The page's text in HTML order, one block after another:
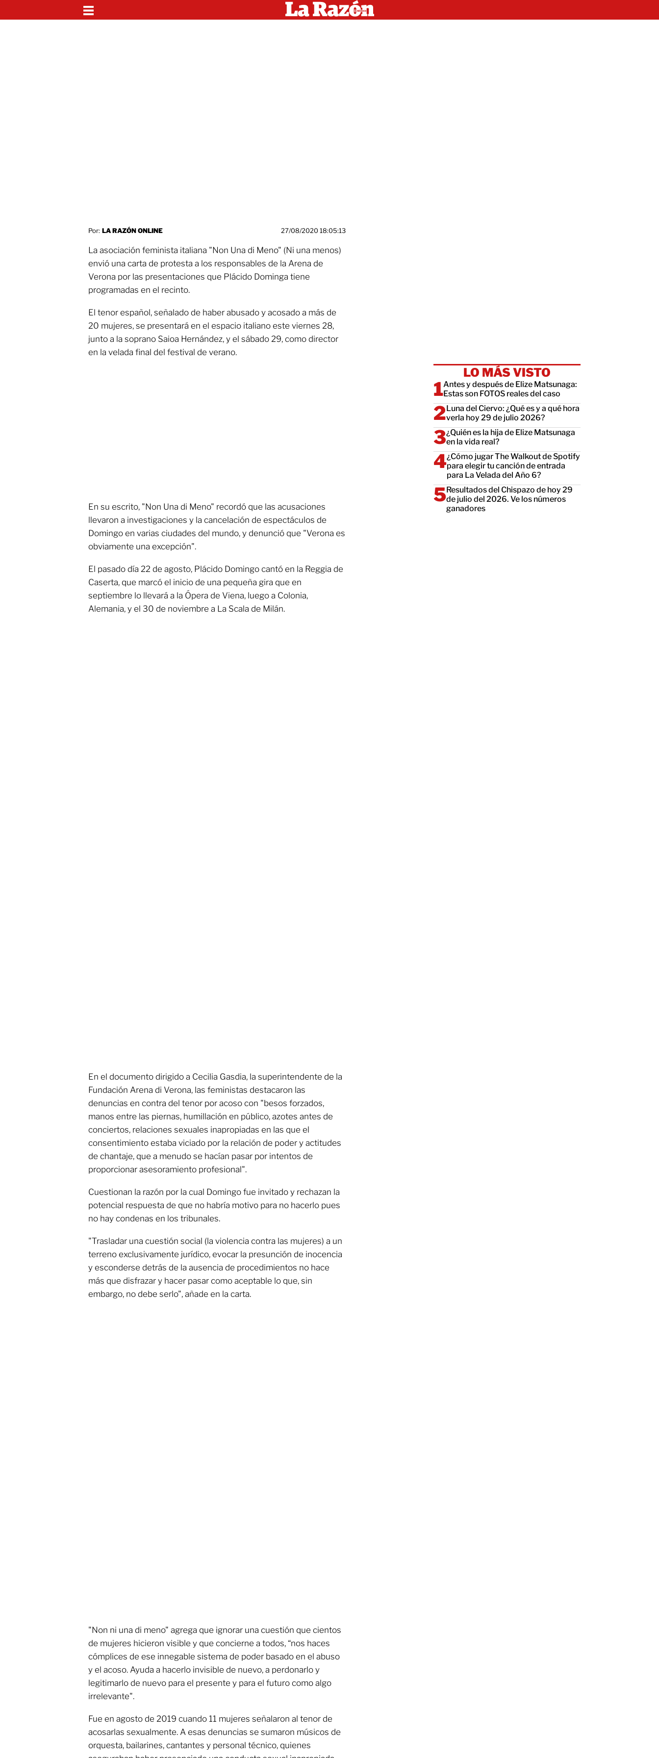
Por: LA RAZÓN ONLINE 27/08/2020 18:05:13
La asociación feminista italiana "Non Una di Meno" (Ni una menos)
envió una carta de protesta a los responsables de la Arena de
Verona por las presentaciones que Plácido Dominga tiene
programadas en el recinto.
El tenor español, señalado de haber abusado y acosado a más de
20 mujeres, se presentará en el espacio italiano este viernes 28,
junto a la soprano Saioa Hernández, y el sábado 29, como director
en la velada final del festival de verano.
En su escrito, "Non Una di Meno" recordó que las acusaciones
llevaron a investigaciones y la cancelación de espectáculos de
Domingo en varias ciudades del mundo, y denunció que "Verona es
obviamente una excepción".
El pasado día 22 de agosto, Plácido Domingo cantó en la Reggia de
Caserta, que marcó el inicio de una pequeña gira que en
septiembre lo llevará a la Ópera de Viena, luego a Colonia,
Alemania, y el 30 de noviembre a La Scala de Milán.
En el documento dirigido a Cecilia Gasdia, la superintendente de la
Fundación Arena di Verona, las feministas destacaron las
denuncias en contra del tenor por acoso con "besos forzados,
manos entre las piernas, humillación en público, azotes antes de
conciertos, relaciones sexuales inapropiadas en las que el
consentimiento estaba viciado por la relación de poder y actitudes
de chantaje, que a menudo se hacían pasar por intentos de
proporcionar asesoramiento profesional".
Cuestionan la razón por la cual Domingo fue invitado y rechazan la
potencial respuesta de que no habría motivo para no hacerlo pues
no hay condenas en los tribunales.
"Trasladar una cuestión social (la violencia contra las mujeres) a un
terreno exclusivamente jurídico, evocar la presunción de inocencia
y esconderse detrás de la ausencia de procedimientos no hace
más que disfrazar y hacer pasar como aceptable lo que, sin
embargo, no debe serlo", añade en la carta.
"Non ni una di meno" agrega que ignorar una cuestión que cientos
de mujeres hicieron visible y que concierne a todos, “nos haces
cómplices de ese innegable sistema de poder basado en el abuso
y el acoso. Ayuda a hacerlo invisible de nuevo, a perdonarlo y
legitimarlo de nuevo para el presente y para el futuro como algo
irrelevante".
Fue en agosto de 2019 cuando 11 mujeres señalaron al tenor de
acosarlas sexualmente. A esas denuncias se sumaron músicos de
orquesta, bailarines, cantantes y personal técnico, quienes
LO MÁS VISTO
Antes y después de Elize Matsunaga:
Estas son FOTOS reales del caso
Luna del Ciervo: ¿Qué es y a qué hora
verla hoy 29 de julio 2026?
¿Quién es la hija de Elize Matsunaga
en la vida real?
¿Cómo jugar The Walkout de Spotify
para elegir tu canción de entrada
para La Velada del Año 6?
Resultados del Chispazo de hoy 29
de julio del 2026. Ve los números
ganadores